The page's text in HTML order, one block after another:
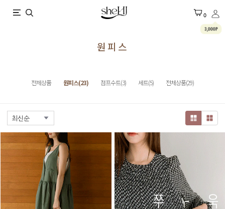
X 0
3,000P
원피스
전체상품 원피스(23) 점프수트(3) 세트(5) 전체상품(29)